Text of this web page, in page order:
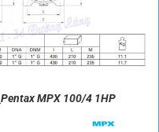
Pentax MPX 100/4 1HP